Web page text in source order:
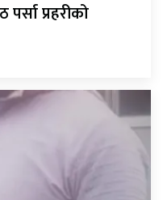
प्रहरीको